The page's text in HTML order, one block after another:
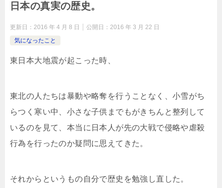
日本の真実の歴史。
更新日： 2016 年 4 月 8 日 公開日： 2016 年 3 月 22 日
気になったこと
東日本大地震が起こった時、
東北の人たちは暴動や略奪を行うことなく、小雪がち
らつく寒い中、小さな子供までもがきちんと整列して
いるのを見て、本当に日本人が先の大戦で侵略や虐殺
行為を行ったのか疑問に思えてきた。
それからというもの自分で歴史を勉強し直した。